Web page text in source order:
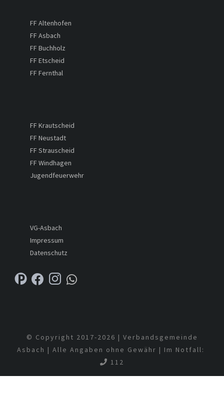
FF Altenhofen
FF Asbach
FF Buchholz
FF Etscheid
FF Fernthal
FF Krautscheid
FF Neustadt
FF Strauscheid
FF Windhagen
Jugendfeuerwehr
VG-Asbach
Impressum
Datenschutz
© Copyright 2017-2026 | Verbandsgemeinde
Asbach | Alle Angaben ohne Gewähr | Im Notfall:
112